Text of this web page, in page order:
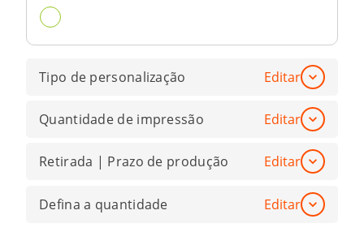
Tipo de personalização Editar
Quantidade de impressão Editar
Retirada | Prazo de produção Editar
Defina a quantidade Editar